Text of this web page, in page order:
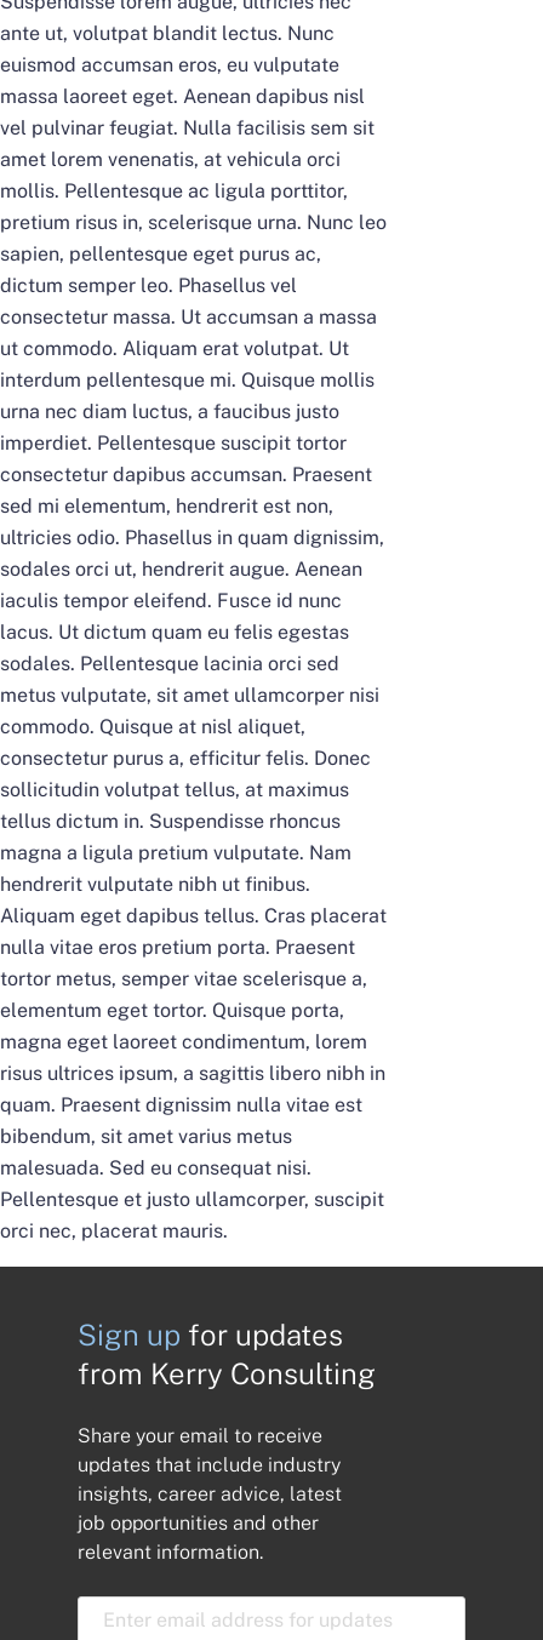
ante ut, volutpat blandit lectus. Nunc
euismod accumsan eros, eu vulputate
massa laoreet eget. Aenean dapibus nisl
vel pulvinar feugiat. Nulla facilisis sem sit
amet lorem venenatis, at vehicula orci
mollis. Pellentesque ac ligula porttitor,
pretium risus in, scelerisque urna. Nunc leo
sapien, pellentesque eget purus ac,
dictum semper leo. Phasellus vel
consectetur massa. Ut accumsan a massa
ut commodo. Aliquam erat volutpat. Ut
interdum pellentesque mi. Quisque mollis
urna nec diam luctus, a faucibus justo
imperdiet. Pellentesque suscipit tortor
consectetur dapibus accumsan. Praesent
sed mi elementum, hendrerit est non,
ultricies odio. Phasellus in quam dignissim,
sodales orci ut, hendrerit augue. Aenean
iaculis tempor eleifend. Fusce id nunc
lacus. Ut dictum quam eu felis egestas
sodales. Pellentesque lacinia orci sed
metus vulputate, sit amet ullamcorper nisi
commodo. Quisque at nisl aliquet,
consectetur purus a, efficitur felis. Donec
sollicitudin volutpat tellus, at maximus
tellus dictum in. Suspendisse rhoncus
magna a ligula pretium vulputate. Nam
hendrerit vulputate nibh ut finibus.
Aliquam eget dapibus tellus. Cras placerat
nulla vitae eros pretium porta. Praesent
tortor metus, semper vitae scelerisque a,
elementum eget tortor. Quisque porta,
magna eget laoreet condimentum, lorem
risus ultrices ipsum, a sagittis libero nibh in
quam. Praesent dignissim nulla vitae est
bibendum, sit amet varius metus
malesuada. Sed eu consequat nisi.
Pellentesque et justo ullamcorper, suscipit
orci nec, placerat mauris.
Sign up for updates
from Kerry Consulting
Share your email to receive
updates that include industry
insights, career advice, latest
job opportunities and other
relevant information.
E